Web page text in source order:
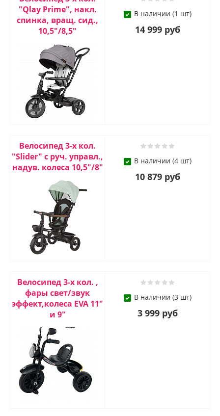
"Qlay Prime", накл.
спинка, вращ. сид.,
10,5"/8,5"
В наличии (1 шт)
14 999 руб
Велосипед 3-х кол.
"Slider" с руч. управл.,
надув. колеса 10,5"/8"
В наличии (4 шт)
10 879 руб
Велосипед 3-х кол. ,
фары свет/звук
эффект,колеса EVA 11"
и 9"
В наличии (3 шт)
3 999 руб